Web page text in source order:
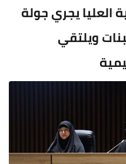
العليا يجري جولة
ويلتقي